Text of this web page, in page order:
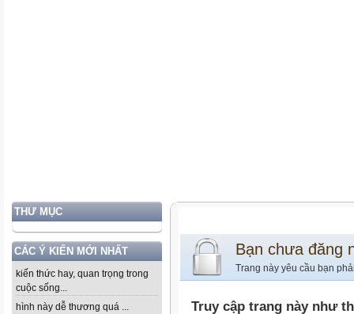
THƯ MỤC
CÁC Ý KIẾN MỚI NHẤT
kiến thức hay, quan trọng trong
cuộc sống...
hình này dễ thương quá ...
Bạn chưa đăng
Trang này yêu cầu bạn
Truy cập trang này như